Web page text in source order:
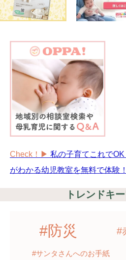
Check！▶︎ 私の子育てこれで
がわかる幼児教室を無料で体験！
トレンドキ
#防災 #
#サンタさんへのお手紙